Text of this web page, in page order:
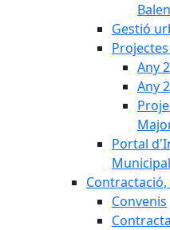
Gestió
Any
Any
Portal
Convenis